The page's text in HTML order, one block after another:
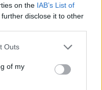
on the IAB’s List of
disclose it to other
one or more Google
You may click to
its third-party tags to
in below Google
Outs
of my
a sikeres teszt